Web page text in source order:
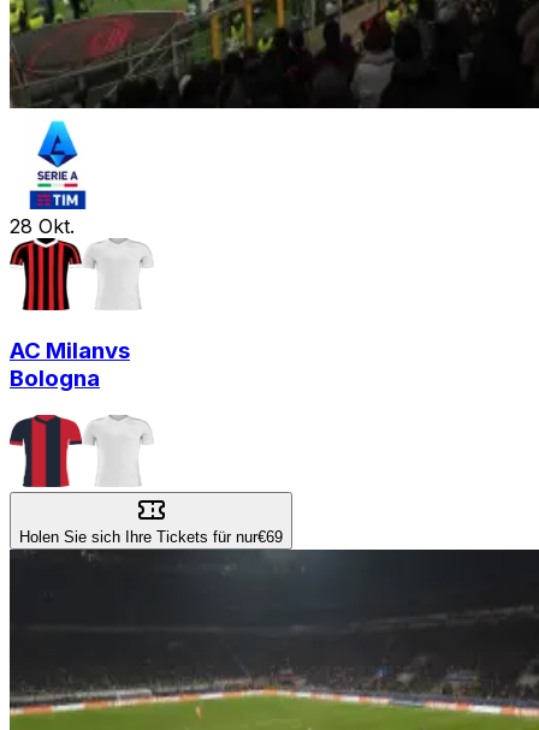
28 Okt.
AC Milanvs
Bologna
Holen Sie sich Ihre Tickets für nur€69